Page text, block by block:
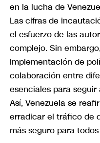
en la lucha de
Las cifras de
el esfuerzo de las
complejo. Sin
implementación de
colaboración entre
esenciales para
Así, Venezuela se
erradicar el tráfico de
más seguro para